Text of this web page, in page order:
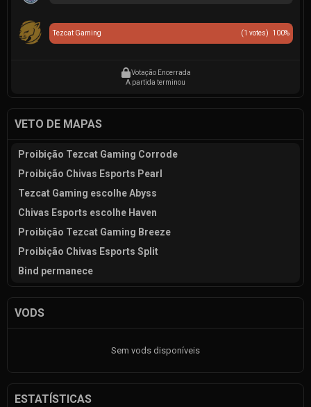
(1 votes) 100%
Tezcat Gaming
Votação Encerrada
A partida terminou
VETO DE MAPAS
Proibição Tezcat Gaming Corrode
Proibição Chivas Esports Pearl
Tezcat Gaming escolhe Abyss
Chivas Esports escolhe Haven
Proibição Tezcat Gaming Breeze
Proibição Chivas Esports Split
Bind permanece
VODS
Sem vods disponíveis
ESTATÍSTICAS